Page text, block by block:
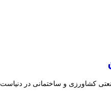
کشاورزی و ساختمانی در دنیاست